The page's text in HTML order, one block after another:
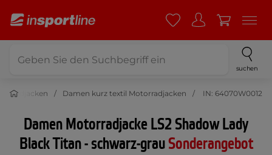
suchen
Damen kurz textil Motorradjacken IN: 64070W0012
Damen Motorradjacke LS2 Shadow Lady
Black Titan - schwarz-grauSonderangebot